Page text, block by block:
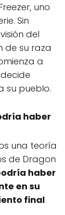
uno
Sin
del
de su raza
a
su pueblo.
haber
una teoría
de Dragon
haber
en su
final